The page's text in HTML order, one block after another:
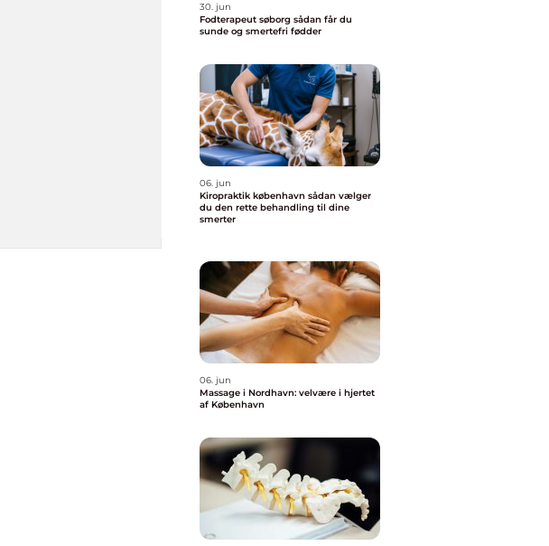
30. jun
Fodterapeut søborg sådan får du
sunde og smertefri fødder
06. jun
Kiropraktik københavn sådan vælger
du den rette behandling til dine
smerter
06. jun
Massage i Nordhavn: velvære i hjertet
af København